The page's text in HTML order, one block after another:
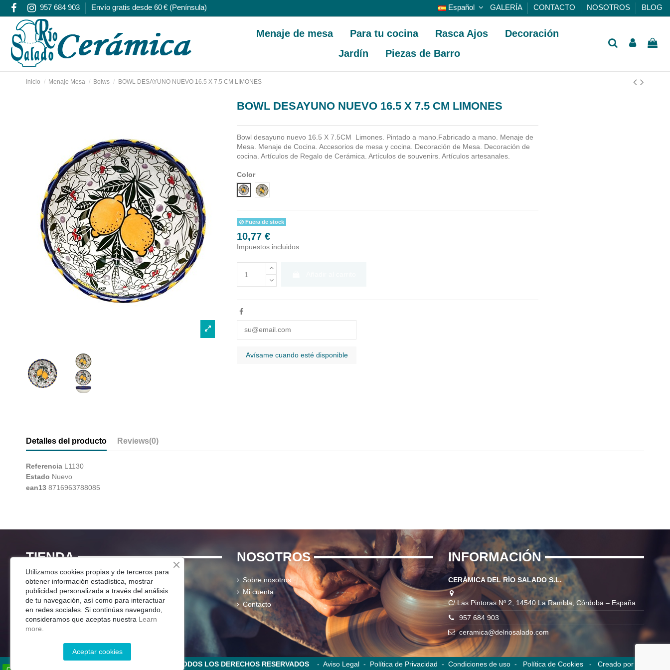
957 684 903 Envío gratis desde 60 € (Península) Español GALERÍA CONTACTO NOSOTROS BLOG
Menaje de mesa Para tu cocina Rasca Ajos
Decoración
Jardín
Piezas de Barro
Inicio Menaje Mesa Bolws BOWL DESAYUNO NUEVO 16.5 X 7.5 CM LIMONES
BOWL DESAYUNO NUEVO 16.5 X 7.5 CM LIMONES
Bowl desayuno nuevo 16.5 X 7.5CM Limones. Pintado a mano.Fabricado a mano.
Menaje de
Mesa. Menaje de Cocina. Accesorios de mesa y cocina. Decoración de Mesa. Decoración de
cocina. Artículos de Regalo de Cerámica. Artículos de souvenirs. Artículos artesanales.
Color
Diseño 1Diseño 2
Fuera de stock
10,77 €
Impuestos incluidos
Detalles del producto Reviews(0)
Referencia L1130
Estado Nuevo
ean13 8716963788085
TIENDA
Menaje Mesa
Para Tu Cocina
Decoracion
Jardín
NOSOTROS
Sobre nosotros
Mi cuenta
Contacto
INFORMACIÓN
CERÁMICA DEL RÍO SALADO S.L.
C/ Las Pintoras Nº 2, 14540 La Rambla, Córdoba – España
957 684 903
ceramica@delriosalado.com
©2025 CERÁMICA DEL RÍO SALADO S.L . TODOS LOS DERECHOS RESERVADOS- Aviso Legal- Política de Privacidad - Condiciones de uso- Política de Cookies -
Creado por
Utilizamos cookies propias y de terceros para
obtener información estadística, mostrar
publicidad personalizada a través del análisis
de tu navegación, así como para interactuar
en redes sociales. Si continúas navegando,
consideramos que aceptas nuestra Learn
more.
Aceptar cookies